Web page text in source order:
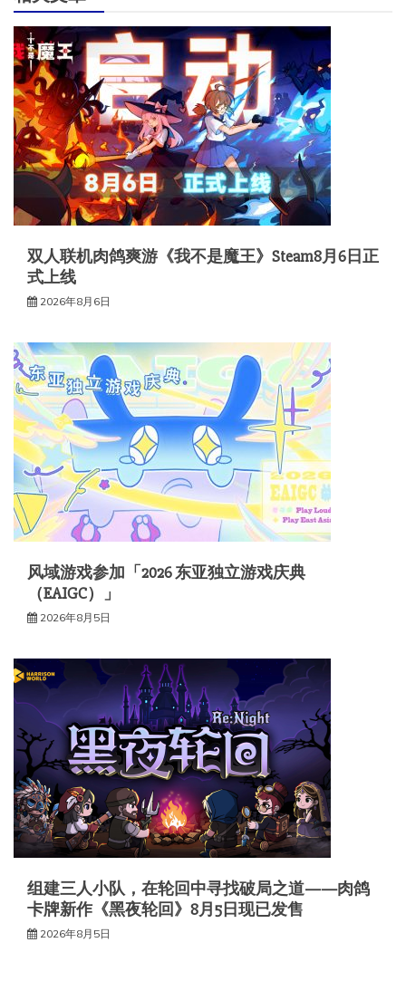
双人联机肉鸽爽游《我不是魔王》Steam8月6日正
式上线
2026年8月6日
风域游戏参加「2026 东亚独立游戏庆典
（EAIGC）」
2026年8月5日
组建三人小队，在轮回中寻找破局之道——肉鸽
卡牌新作《黑夜轮回》8月5日现已发售
2026年8月5日